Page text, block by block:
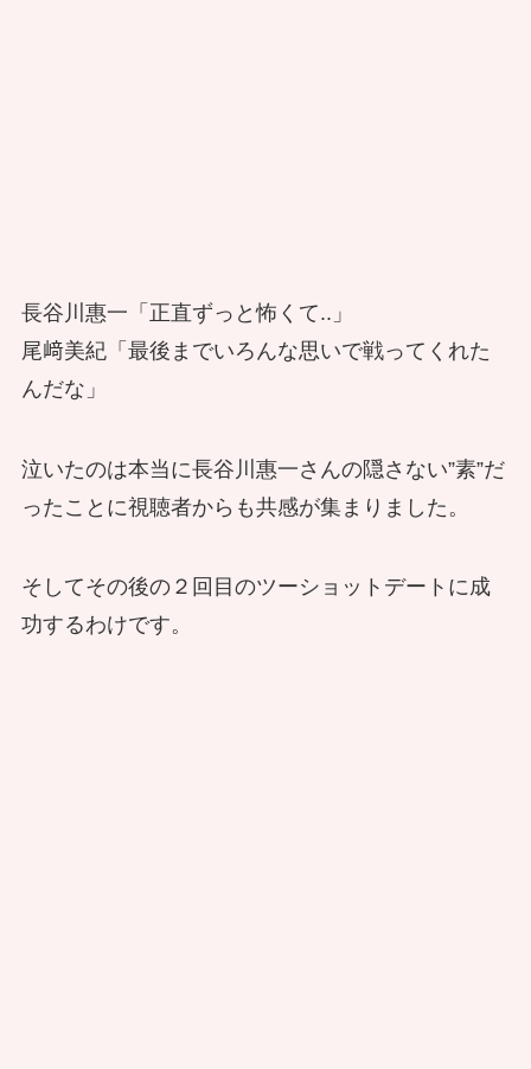
長谷川惠一「正直ずっと怖くて..」
尾﨑美紀「最後までいろんな思いで戦ってくれた
んだな」
泣いたのは本当に長谷川惠一さんの隠さない”素”だ
ったことに視聴者からも共感が集まりました。
そしてその後の２回目のツーショットデートに成
功するわけです。